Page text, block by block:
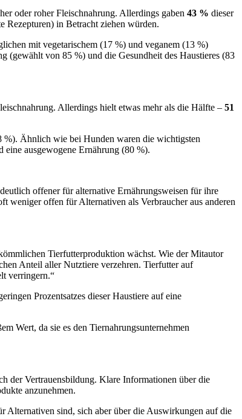
oder roher Fleischnahrung. Allerdings gaben 43 % dieser
Rezepturen) in Betracht ziehen würden.
mit vegetarischem (17 %) und veganem (13 %)
(gewählt von 85 %) und die Gesundheit des Haustieres (83
Allerdings hielt etwas mehr als die Hälfte – 51
%). Ähnlich wie bei Hunden waren die wichtigsten
eine ausgewogene Ernährung (80 %).
offener für alternative Ernährungsweisen für ihre
weniger offen für Alternativen als Verbraucher aus anderen
Tierfutterproduktion wächst. Wie der Mitautor
Anteil aller Nutztiere verzehren. Tierfutter auf
verringern.“
Prozentsatzes dieser Haustiere auf eine
Wert, da sie es den Tiernahrungsunternehmen
der Vertrauensbildung. Klare Informationen über die
anzunehmen.
Alternativen sind, sich aber über die Auswirkungen auf die